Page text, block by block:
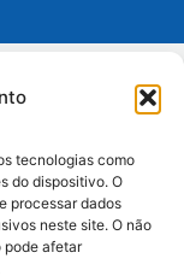
tecnologias como
do dispositivo. O
processar dados
neste site. O não
pode afetar
Catarina e